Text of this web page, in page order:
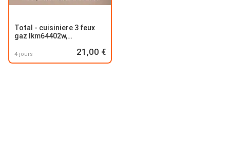
Total - cuisiniere 3 feux
gaz lkm64402w,
4 jours 21,00 €